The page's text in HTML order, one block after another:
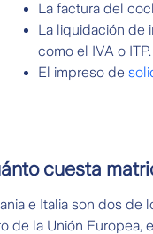
La factura del
La liquidación de
como el IVA o ITP.
El impreso de
cuesta
e Italia son dos de
de la Unión Europea,